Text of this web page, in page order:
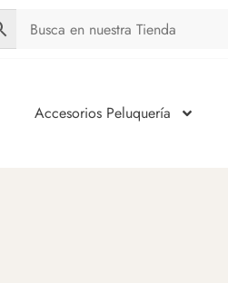
Accesorios Peluquería